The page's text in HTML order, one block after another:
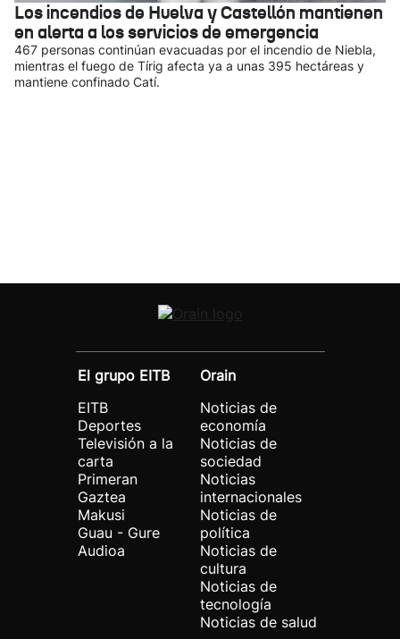
Los incendios de Huelva y Castellón mantienen
en alerta a los servicios de emergencia
467 personas continúan evacuadas por el incendio de Niebla,
mientras el fuego de Tírig afecta ya a unas 395 hectáreas y
mantiene confinado Catí.
El grupo EITB
EITB
Deportes
Televisión a la
carta
Primeran
Gaztea
Makusi
Guau - Gure
Audioa
Orain
Noticias de
economía
Noticias de
sociedad
Noticias
internacionales
Noticias de
política
Noticias de
cultura
Noticias de
tecnología
Noticias de salud